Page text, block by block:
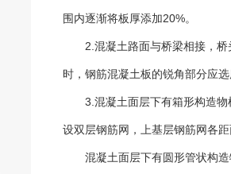
围内逐渐将板厚添加20%。
2.混凝土路面与桥梁相接，
时，钢筋混凝土板的锐角部分应选
3.混凝土面层下有箱形构造
设双层钢筋网，上基层钢筋网各
混凝土面层下有圆形管状构